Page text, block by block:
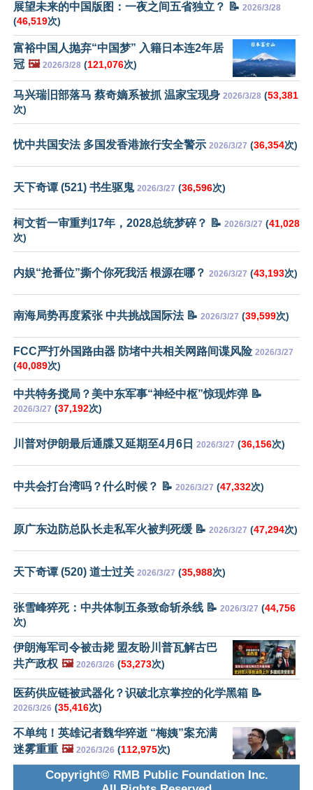
展望未来的中国版图：一夜之间五省独立？ 📝 2026/3/28
(46,519次)
富裕中国人抛弃“中国梦” 入籍日本连2年居
冠 🖼️ 2026/3/28 (121,076次)
马兴瑞旧部落马 蔡奇嫡系被抓 温家宝现身 2026/3/28 (53,381
次)
忧中共国安法 多国发香港旅行安全警示 2026/3/27 (36,354次)
天下奇谭 (521) 书生驱鬼 2026/3/27 (36,596次)
柯文哲一审重判17年，2028总统梦碎？ 📝 2026/3/27 (41,028
次)
内娱“抢番位”撕个你死我活 根源在哪？ 2026/3/27 (43,193次)
南海局势再度紧张 中共挑战国际法 📝 2026/3/27 (39,599次)
FCC严打外国路由器 防堵中共相关网路间谍风险 2026/3/27
(40,089次)
中共特务搅局？美中东军事“神经中枢”惊现炸弹 📝
2026/3/27 (37,192次)
川普对伊朗最后通牒又延期至4月6日 2026/3/27 (36,156次)
中共会打台湾吗？什么时候？ 📝 2026/3/27 (47,332次)
原广东边防总队长走私军火被判死缓 📝 2026/3/27 (47,294次)
天下奇谭 (520) 道士过关 2026/3/27 (35,988次)
张雪峰猝死：中共体制五条致命斩杀线 📝 2026/3/27 (44,756
次)
伊朗海军司令被击毙 盟友盼川普瓦解古巴
共产政权 🖼️ 2026/3/26 (53,273次)
医药供应链被武器化？识破北京掌控的化学黑箱 📝
2026/3/26 (35,416次)
不单纯！英雄记者魏华猝逝 “梅姨”案充满
迷雾重重 🖼️ 2026/3/26 (112,975次)
Copyright© RMB Public Foundation Inc.